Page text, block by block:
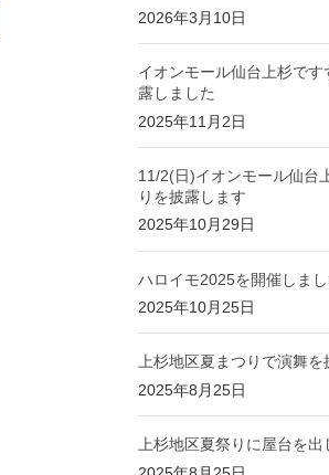
2026年3月10日
イオンモール仙台上杉です
露しました
2025年11月2日
11/2(日)イオンモール仙台
りを披露します
2025年10月29日
ハロイモ2025を開催しまし
2025年10月25日
上杉地区夏まつりで演舞を
2025年8月25日
上杉地区夏祭りに屋台を出